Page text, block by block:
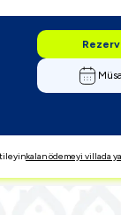
kalan ödemeyi villada